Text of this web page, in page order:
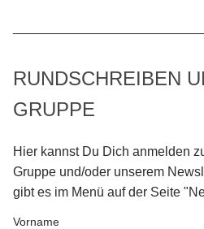
RUNDSCHREIBEN
GRUPPE
Hier kannst Du Dich anmelden
Gruppe und/oder unserem
gibt es im Menü auf der Seite
Vorname